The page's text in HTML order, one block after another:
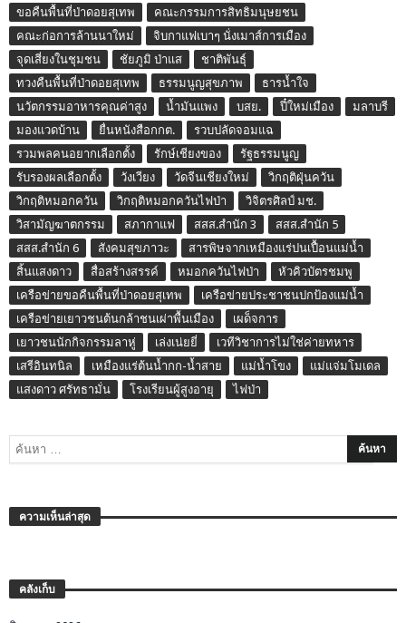
ขอคืนพื้นที่ป่าดอยสุเทพ
คณะกรรมการสิทธิมนุษยชน
คณะก่อการล้านนาใหม่
จิบกาแฟเบาๆ นั่งเมาส์การเมือง
จุดเสี่ยงในชุมชน
ชัยภูมิ ป่าแส
ชาติพันธุ์
ทวงคืนพื้นที่ป่าดอยสุเทพ
ธรรมนูญสุขภาพ
ธารน้ำใจ
นวัตกรรมอาหารคุณค่าสูง
น้ำมันแพง บสย. ปี๋ใหม่เมือง
มลาบรี
มองแวดบ้าน
ยื่นหนังสือกกต.
รวบปลัดจอมแฉ
รวมพลคนอยากเลือกตั้ง
รักษ์เชียงของ
รัฐธรรมนูญ
รับรองผลเลือกตั้ง
วังเวียง วัดจีนเชียงใหม่
วิกฤติฝุ่นควัน
วิกฤติหมอกควัน
วิกฤติหมอกควันไฟป่า
วิจิตรศิลป์ มช.
วิสามัญฆาตกรรม
สภากาแฟ สสส.สำนัก 3
สสส.สำนัก 5
สสส.สำนัก 6
สังคมสุขภาวะ
สารพิษจากเหมืองแร่ปนเปื้อนแม่น้ำ
สิ้นแสงดาว
สื่อสร้างสรรค์ หมอกควันไฟป่า
หัวคิวบัตรชมพู
เครือข่ายขอคืนพื้นที่ป่าดอยสุเทพ
เครือข่ายประชาชนปกป้องแม่น้ำ
เครือข่ายเยาวชนต้นกล้าชนเผ่าพื้นเมือง
เผด็จการ
เยาวชนนักกิจกรรมลาหู่
เล่งเน่ยยี่
เวทีวิชาการไม่ใช่ค่ายทหาร
เสรีอินทนิล
เหมืองแร่ต้นน้ำกก-น้ำสาย แม่น้ำโขง
แม่แจ่มโมเดล
แสงดาว ศรัทธามั่น
โรงเรียนผู้สูงอายุ ไฟป่า
ความเห็นล่าสุด
คลังเก็บ